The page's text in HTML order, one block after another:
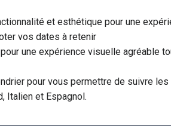
et esthétique pour une
vos dates à retenir
une expérience visuelle agréable
pour vous permettre de suivre
Italien et Espagnol.